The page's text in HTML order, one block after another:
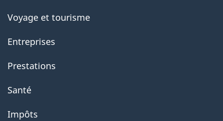
Voyage et tourisme
Entreprises
Prestations
Santé
Impôts